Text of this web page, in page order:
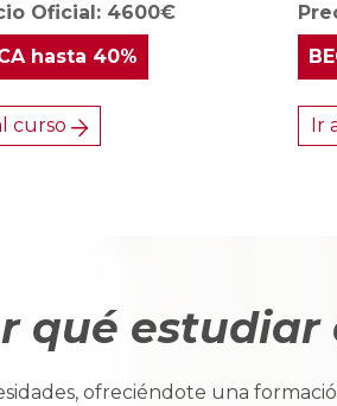
Oficial: 4600€
hasta 40%
curso Ir
qué estudiar
ofreciéndote una